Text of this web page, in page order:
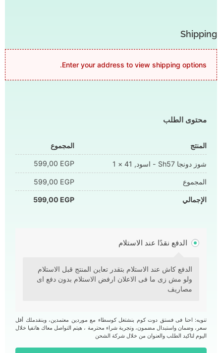
Shipping
Enter your address to view shipping options.
محتوى الطلب
المنتج المجموع
شوز دونجا Sh57 - اسود, 41 × 1
599,00 EGP
المجموع 599,00 EGP
الإجمالي 599,00 EGP
الدفع نقدًا عند الاستلام
الدفع كاش عند الاستلام بتقدر تعاين المنتج قبل الاستلام
ولو مش زى ما فى الاعلان ارفض الاستلام بدون دفع اى
مصاريف
تنويه: احنا فى فستق دوت كوم بنشتغل كوسطاء مع موردين معتمدين، وبنقدملك أقل
سعر، وضمان واستبدال مضمون، وتجربة شراء محترمة ، هيتم التواصل معاك هاتفيا خلال
اليوم لتاكيد الطلب والعنوان من خلال شركة الشحن